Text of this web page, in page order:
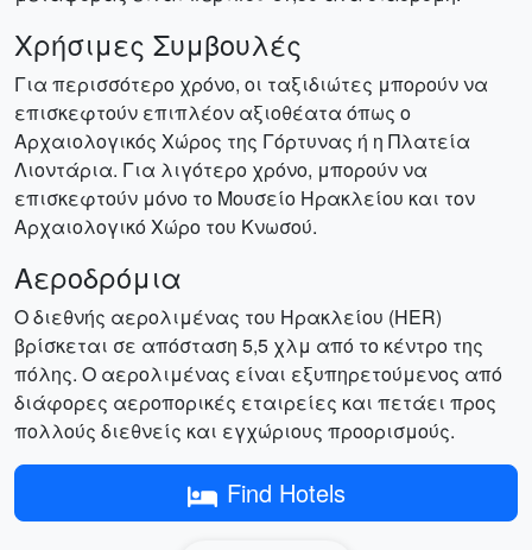
Χρήσιμες Συμβουλές
Για περισσότερο χρόνο, οι ταξιδιώτες μπορούν να
επισκεφτούν επιπλέον αξιοθέατα όπως ο
Αρχαιολογικός Χώρος της Γόρτυνας ή η Πλατεία
Λιοντάρια. Για λιγότερο χρόνο, μπορούν να
επισκεφτούν μόνο το Μουσείο Ηρακλείου και τον
Αρχαιολογικό Χώρο του Κνωσού.
Αεροδρόμια
Ο διεθνής αερολιμένας του Ηρακλείου (HER)
βρίσκεται σε απόσταση 5,5 χλμ από το κέντρο της
πόλης. Ο αερολιμένας είναι εξυπηρετούμενος από
διάφορες αεροπορικές εταιρείες και πετάει προς
πολλούς διεθνείς και εγχώριους προορισμούς.
Find Hotels